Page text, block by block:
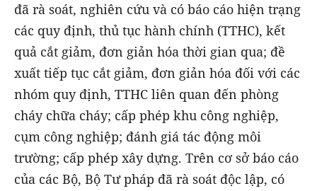
đã rà soát, nghiên cứu và có báo cáo hiện trạng
các quy định, thủ tục hành chính (TTHC), kết
quả cắt giảm, đơn giản hóa thời gian qua; đề
xuất tiếp tục cắt giảm, đơn giản hóa đối với các
nhóm quy định, TTHC liên quan đến phòng
cháy chữa cháy; cấp phép khu công nghiệp,
cụm công nghiệp; đánh giá tác động môi
trường; cấp phép xây dựng. Trên cơ sở báo cáo
của các Bộ, Bộ Tư pháp đã rà soát độc lập, có